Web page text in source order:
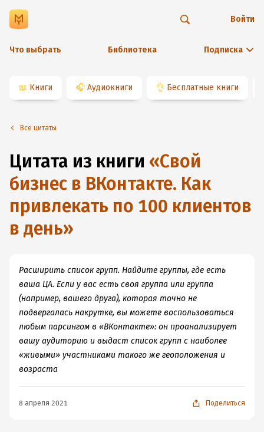
Что выбрать Библиотека Подписка
Войти
📖 Книги 🎧 Аудиокниги 👌 Бесплатные книги
Все цитаты
Цитата из книги «Свой
бизнес в ВКонтакте. Как
привлекать по 100 клиентов
в день»
Расширить список групп. Найдите группы, где есть
ваша ЦА. Если у вас есть своя группа или группа
(например, вашего друга), которая точно не
подвергалась накрутке, вы можете воспользоваться
любым парсингом в «ВКонтакте»: он проанализирует
вашу аудиторию и выдаст список групп с наиболее
«живыми» участниками такого же геоположения и
возраста
8 апреля 2021 Поделиться